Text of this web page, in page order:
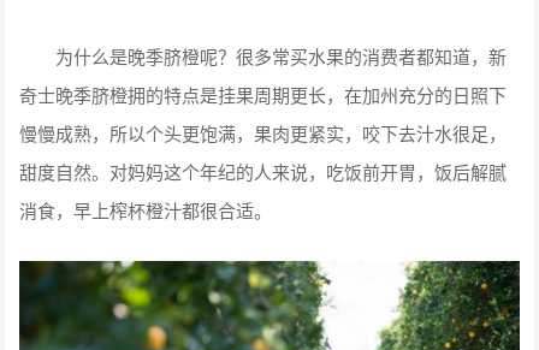
为什么是晚季脐橙呢？很多常买水果的消费者都知道，新
奇士晚季脐橙拥的特点是挂果周期更长，在加州充分的日照下
慢慢成熟，所以个头更饱满，果肉更紧实，咬下去汁水很足，
甜度自然。对妈妈这个年纪的人来说，吃饭前开胃，饭后解腻
消食，早上榨杯橙汁都很合适。